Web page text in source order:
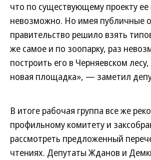
что по существующему проекту
невозможно. Но имея публичные
правительство решило взять
же самое и по зоопарку, раз
построить его в Черняевском
новая площадка», — заметил
В итоге рабочая группа все же
профильному комитету и
рассмотреть предложенный
чтениях. Депутаты Жданов и